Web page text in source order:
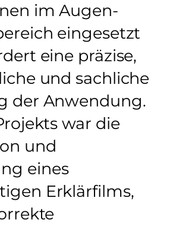
im Augen-
eingesetzt
eine präzise,
und sachliche
der Anwendung.
war die
und
eines
Erklärfilms,